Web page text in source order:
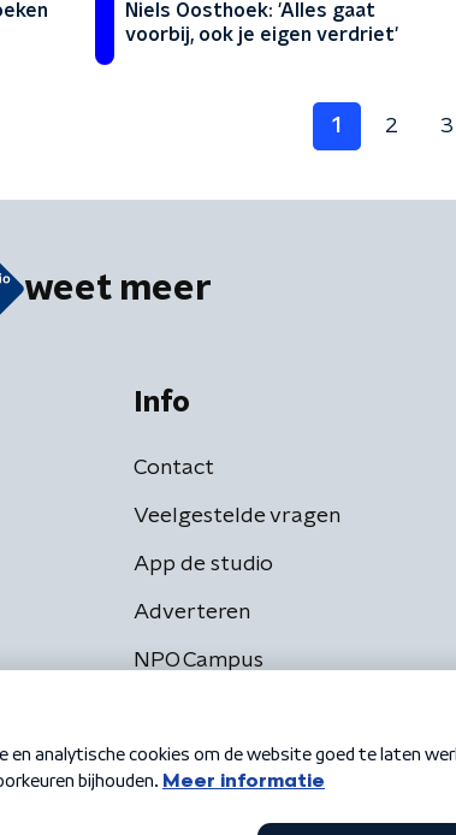
Niels Oosthoek: 'Alles gaat
voorbij, ook je eigen verdriet'
1 2 3
weet meer
Info
Contact
Veelgestelde vragen
App de studio
Adverteren
NPO Campus